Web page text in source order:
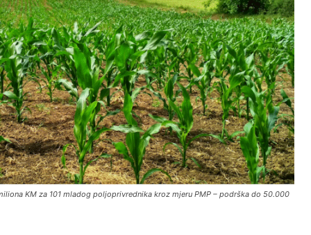
KM za 101 mladog poljoprivrednika kroz mjeru PMP – podrška do 50.000